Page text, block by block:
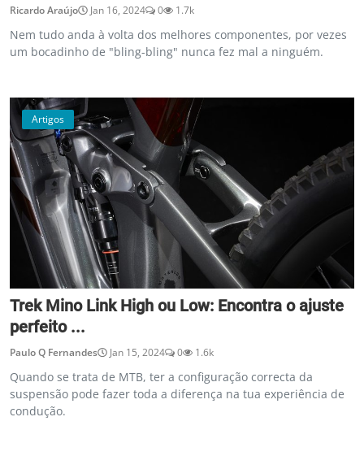
Ricardo Araújo Jan 16, 2024 0 1.7k
Nem tudo anda à volta dos melhores componentes, por vezes
um bocadinho de "bling-bling" nunca fez mal a ninguém.
Artigos
Trek Mino Link High ou Low: Encontra o ajuste
perfeito ...
Paulo Q Fernandes Jan 15, 2024 0 1.6k
Quando se trata de MTB, ter a configuração correcta da
suspensão pode fazer toda a diferença na tua experiência de
condução.